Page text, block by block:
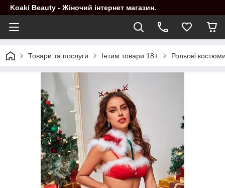
Koaki Beauty - Жіночий інтернет магазин.
Товари та послуги Інтим товари 18+ Рольові